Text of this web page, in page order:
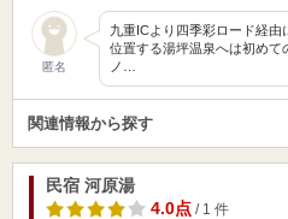
匿名
九重ICより四季彩ロード経由
位置する湯坪温泉へは初めて
ノ…
関連情報から探す
民宿 河原湯
4.0点/ 1 件